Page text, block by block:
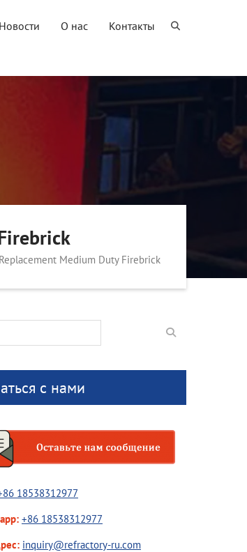
Новости О нас Контакты
Medium Duty Firebrick
с нами
18538312977
+86 18538312977
inquiry@refractory-ru.com